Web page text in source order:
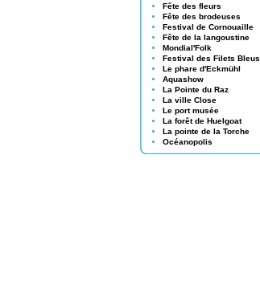
Fête des fleurs
Fête des brodeuses
Festival de Cornouaille
Fête de la langoustine
Mondial'Folk
Festival des Filets Bleus
Le phare d'Eckmühl
Aquashow
La Pointe du Raz
La ville Close
Le port musée
La forêt de Huelgoat
La pointe de la Torche
Océanopolis